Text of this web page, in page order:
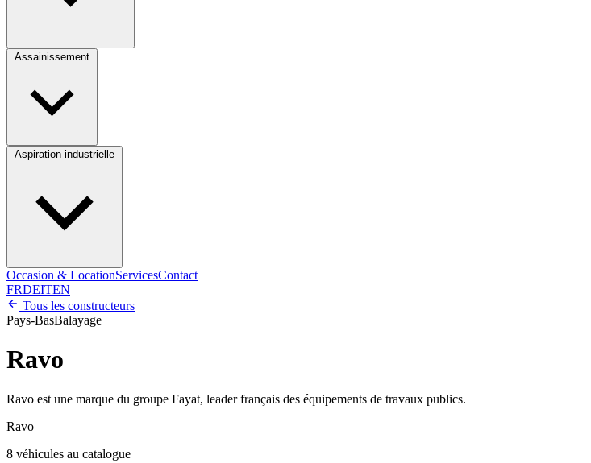
Occasion & LocationServicesContact
FRDEITEN
Tous les constructeurs
Pays-BasBalayage
Ravo
Ravo est une marque du groupe Fayat, leader français des équipements de travaux publics.
Ravo
8 véhicules au catalogue